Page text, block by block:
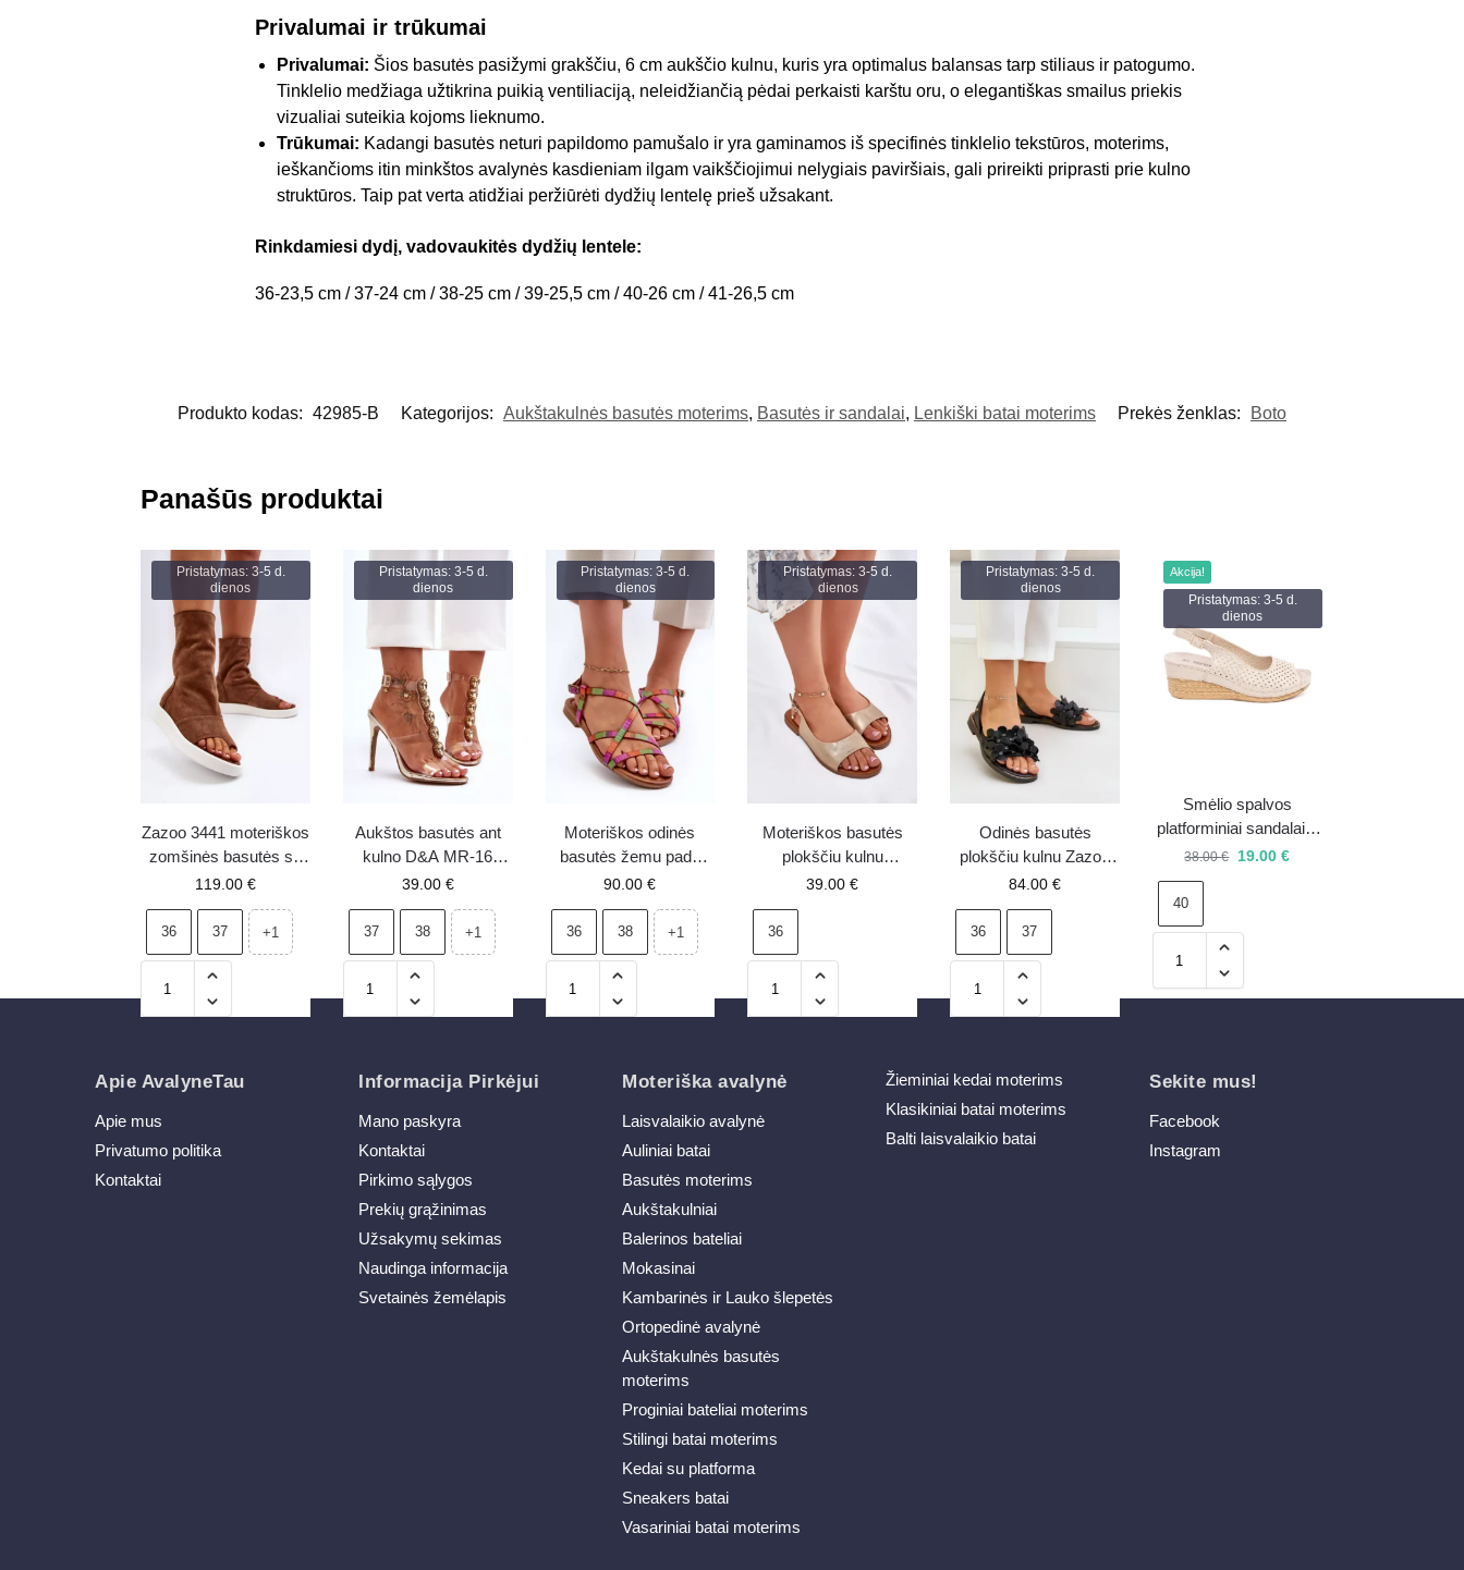
Privalumai ir trūkumai
Privalumai: Šios basutės pasižymi grakščiu, 6 cm aukščio kulnu, kuris yra optimalus balansas tarp stiliaus ir patogumo.
Tinklelio medžiaga užtikrina puikią ventiliaciją, neleidžiančią pėdai perkaisti karštu oru, o elegantiškas smailus priekis
vizualiai suteikia kojoms lieknumo.
Trūkumai: Kadangi basutės neturi papildomo pamušalo ir yra gaminamos iš specifinės tinklelio tekstūros, moterims,
ieškančioms itin minkštos avalynės kasdieniam ilgam vaikščiojimui nelygiais paviršiais, gali prireikti priprasti prie kulno
struktūros. Taip pat verta atidžiai peržiūrėti dydžių lentelę prieš užsakant.
Rinkdamiesi dydį, vadovaukitės dydžių lentele:
36-23,5 cm / 37-24 cm / 38-25 cm / 39-25,5 cm / 40-26 cm / 41-26,5 cm
Produkto kodas: 42985-B Kategorijos: Aukštakulnės basutės moterims, Basutės ir sandalai, Lenkiški batai moterims Prekės ženklas: Boto
Panašūs produktai
Pristatymas: 3-5 d.
dienos
Zazoo 3441 moteriškos
zomšinės basutės su
auliuku rudos
119.00 €
36 37 +1
Pristatymas: 3-5 d.
dienos
Aukštos basutės ant
kulno D&A MR-16
auksinės
39.00 €
37 38 +1
Pristatymas: 3-5 d.
dienos
Moteriškos odinės
basutės žemu padu
Maciejka 06635-39
90.00€
36 38 +1
Pristatymas: 3-5 d.
dienos
Moteriškos basutės
plokščiu kulnu
auksinės Weanise
39.00€
36
Pristatymas: 3-5 d.
dienos
Odinės basutės
plokščiu kulnu Zazoo
40425 juodos
84.00€
36 37
Akcija!
Pristatymas: 3-5 d.
dienos
Smėlio spalvos
platforminiai sandalai –
40 – išpardavimas
38.00€ 19.00€
40
Apie AvalyneTau
Apie mus
Privatumo politika
Kontaktai
Informacija Pirkėjui
Mano paskyra
Kontaktai
Pirkimo sąlygos
Prekių grąžinimas
Užsakymų sekimas
Naudinga informacija
Svetainės žemėlapis
Moteriška avalynė
Laisvalaikio avalynė
Auliniai batai
Basutės moterims
Aukštakulniai
Balerinos bateliai
Mokasinai
Kambarinės ir Lauko šlepetės
Ortopedinė avalynė
Aukštakulnės basutės
moterims
Proginiai bateliai moterims
Stilingi batai moterims
Kedai su platforma
Sneakers batai
Vasariniai batai moterims
Žieminiai kedai moterims
Klasikiniai batai moterims
Balti laisvalaikio batai
Sekite mus!
Facebook
Instagram